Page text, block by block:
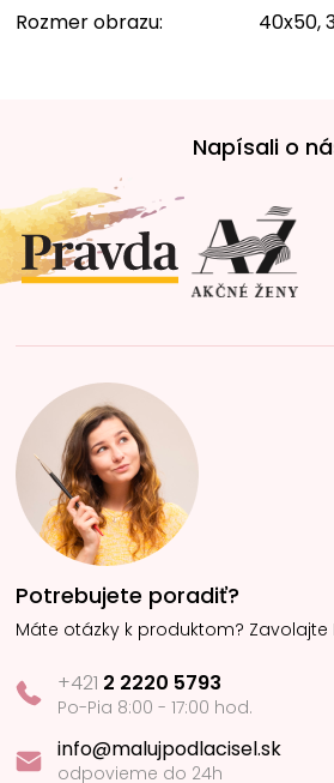
Rozmer obrazu: 40x50,
t
i
e
Napísali o
Potrebujete poradiť?
Máte otázky k produktom? Zavolajte
+421 2 2220 5793
Po-Pia 8:00 - 17:00 hod.
info@malujpodlacisel.sk
odpovieme do 24h